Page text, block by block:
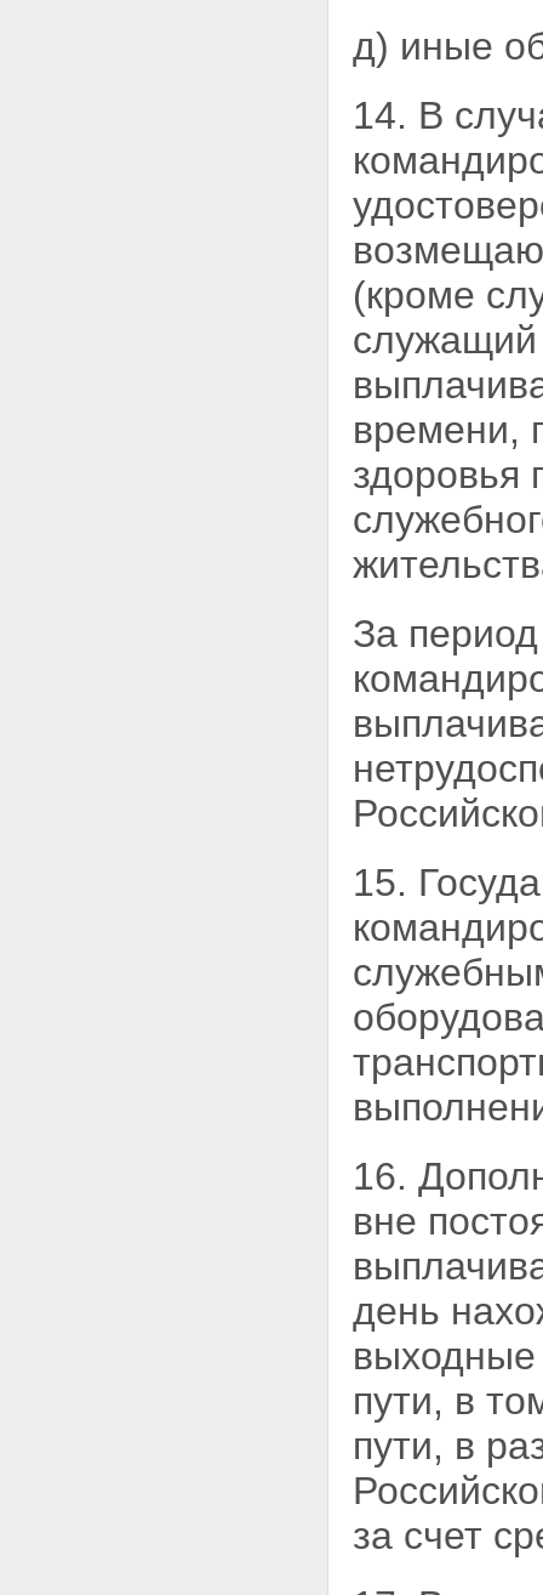
д) иные
14. В
(кроме
времени,
здоровья
За
15.
16.
вне
день
выходные
пути, в
пути, в
за счет